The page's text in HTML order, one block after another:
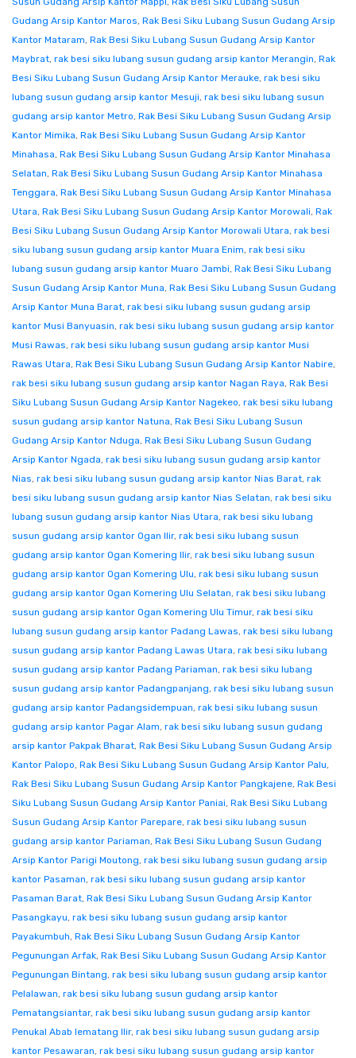
Gudang Arsip Kantor Maros, Rak Besi Siku Lubang Susun Gudang Arsip
Kantor Mataram, Rak Besi Siku Lubang Susun Gudang Arsip Kantor
Maybrat, rak besi siku lubang susun gudang arsip kantor Merangin, Rak
Besi Siku Lubang Susun Gudang Arsip Kantor Merauke, rak besi siku
lubang susun gudang arsip kantor Mesuji, rak besi siku lubang susun
gudang arsip kantor Metro, Rak Besi Siku Lubang Susun Gudang Arsip
Kantor Mimika, Rak Besi Siku Lubang Susun Gudang Arsip Kantor
Minahasa, Rak Besi Siku Lubang Susun Gudang Arsip Kantor Minahasa
Selatan, Rak Besi Siku Lubang Susun Gudang Arsip Kantor Minahasa
Tenggara, Rak Besi Siku Lubang Susun Gudang Arsip Kantor Minahasa
Utara, Rak Besi Siku Lubang Susun Gudang Arsip Kantor Morowali, Rak
Besi Siku Lubang Susun Gudang Arsip Kantor Morowali Utara, rak besi
siku lubang susun gudang arsip kantor Muara Enim, rak besi siku
lubang susun gudang arsip kantor Muaro Jambi, Rak Besi Siku Lubang
Susun Gudang Arsip Kantor Muna, Rak Besi Siku Lubang Susun Gudang
Arsip Kantor Muna Barat, rak besi siku lubang susun gudang arsip
kantor Musi Banyuasin, rak besi siku lubang susun gudang arsip kantor
Musi Rawas, rak besi siku lubang susun gudang arsip kantor Musi
Rawas Utara, Rak Besi Siku Lubang Susun Gudang Arsip Kantor Nabire,
rak besi siku lubang susun gudang arsip kantor Nagan Raya, Rak Besi
Siku Lubang Susun Gudang Arsip Kantor Nagekeo, rak besi siku lubang
susun gudang arsip kantor Natuna, Rak Besi Siku Lubang Susun
Gudang Arsip Kantor Nduga, Rak Besi Siku Lubang Susun Gudang
Arsip Kantor Ngada, rak besi siku lubang susun gudang arsip kantor
Nias, rak besi siku lubang susun gudang arsip kantor Nias Barat, rak
besi siku lubang susun gudang arsip kantor Nias Selatan, rak besi siku
lubang susun gudang arsip kantor Nias Utara, rak besi siku lubang
susun gudang arsip kantor Ogan Ilir, rak besi siku lubang susun
gudang arsip kantor Ogan Komering Ilir, rak besi siku lubang susun
gudang arsip kantor Ogan Komering Ulu, rak besi siku lubang susun
gudang arsip kantor Ogan Komering Ulu Selatan, rak besi siku lubang
susun gudang arsip kantor Ogan Komering Ulu Timur, rak besi siku
lubang susun gudang arsip kantor Padang Lawas, rak besi siku lubang
susun gudang arsip kantor Padang Lawas Utara, rak besi siku lubang
susun gudang arsip kantor Padang Pariaman, rak besi siku lubang
susun gudang arsip kantor Padangpanjang, rak besi siku lubang susun
gudang arsip kantor Padangsidempuan, rak besi siku lubang susun
gudang arsip kantor Pagar Alam, rak besi siku lubang susun gudang
arsip kantor Pakpak Bharat, Rak Besi Siku Lubang Susun Gudang Arsip
Kantor Palopo, Rak Besi Siku Lubang Susun Gudang Arsip Kantor Palu,
Rak Besi Siku Lubang Susun Gudang Arsip Kantor Pangkajene, Rak Besi
Siku Lubang Susun Gudang Arsip Kantor Paniai, Rak Besi Siku Lubang
Susun Gudang Arsip Kantor Parepare, rak besi siku lubang susun
gudang arsip kantor Pariaman, Rak Besi Siku Lubang Susun Gudang
Arsip Kantor Parigi Moutong, rak besi siku lubang susun gudang arsip
kantor Pasaman, rak besi siku lubang susun gudang arsip kantor
Pasaman Barat, Rak Besi Siku Lubang Susun Gudang Arsip Kantor
Pasangkayu, rak besi siku lubang susun gudang arsip kantor
Payakumbuh, Rak Besi Siku Lubang Susun Gudang Arsip Kantor
Pegunungan Arfak, Rak Besi Siku Lubang Susun Gudang Arsip Kantor
Pegunungan Bintang, rak besi siku lubang susun gudang arsip kantor
Pelalawan, rak besi siku lubang susun gudang arsip kantor
Pematangsiantar, rak besi siku lubang susun gudang arsip kantor
Penukal Abab lematang Ilir, rak besi siku lubang susun gudang arsip
kantor Pesawaran, rak besi siku lubang susun gudang arsip kantor